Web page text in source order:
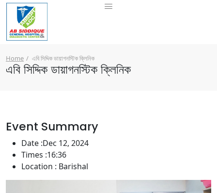
Home এবি সিদ্দিক ডায়াগনস্টিক ক্লিনিক
এবি সিদ্দিক ডায়াগনস্টিক ক্লিনিক
Event Summary
Date :Dec 12, 2024
Times :16:36
Location : Barishal